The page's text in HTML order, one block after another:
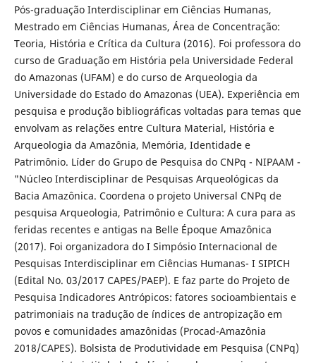
Pós-graduação Interdisciplinar em Ciências Humanas,
Mestrado em Ciências Humanas, Área de Concentração:
Teoria, História e Crítica da Cultura (2016). Foi professora do
curso de Graduação em História pela Universidade Federal
do Amazonas (UFAM) e do curso de Arqueologia da
Universidade do Estado do Amazonas (UEA). Experiência em
pesquisa e produção bibliográficas voltadas para temas que
envolvam as relações entre Cultura Material, História e
Arqueologia da Amazônia, Memória, Identidade e
Patrimônio. Líder do Grupo de Pesquisa do CNPq - NIPAAM -
"Núcleo Interdisciplinar de Pesquisas Arqueológicas da
Bacia Amazônica. Coordena o projeto Universal CNPq de
pesquisa Arqueologia, Patrimônio e Cultura: A cura para as
feridas recentes e antigas na Belle Époque Amazônica
(2017). Foi organizadora do I Simpósio Internacional de
Pesquisas Interdisciplinar em Ciências Humanas- I SIPICH
(Edital No. 03/2017 CAPES/PAEP). E faz parte do Projeto de
Pesquisa Indicadores Antrópicos: fatores socioambientais e
patrimoniais na tradução de índices de antropização em
povos e comunidades amazônidas (Procad-Amazônia
2018/CAPES). Bolsista de Produtividade em Pesquisa (CNPq)